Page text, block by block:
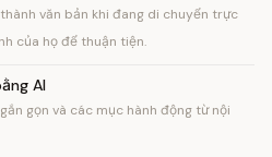
văn bản khi đang di chuyển trực
của họ để thuận tiện.
AI
gọn và các mục hành động từ nội